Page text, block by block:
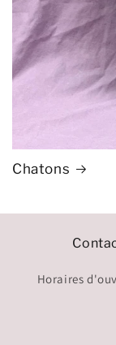
Chatons
Horaires